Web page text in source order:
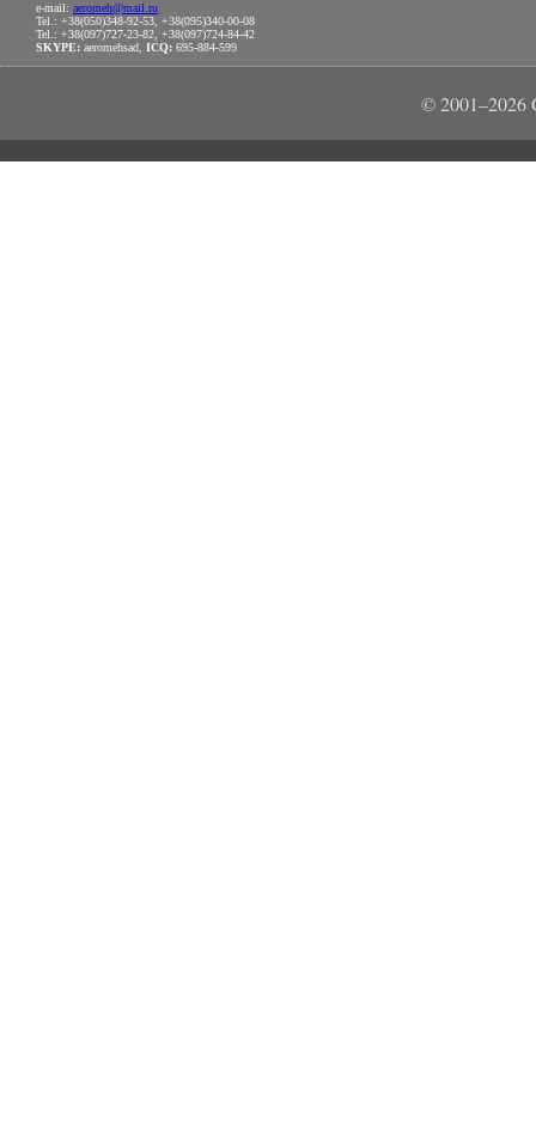
e-mail: aeromeh@mail.ru
Tel.: +38(050)348-92-53, +38(095)340-00-08
Tel.: +38(097)727-23-82, +38(097)724-84-42
SKYPE: aeromehsad, ICQ: 695-884-599
© 2001–2026